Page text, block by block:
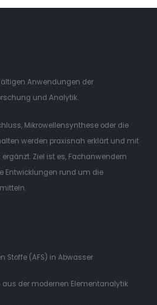
Anwendungen der
und Analytik.
Mikrowellensynthese oder die
werden praxisnah erklärt und mit
Ziel ist es, Fachanwendern
Entwicklungen rund um die
Stoffe (AFS) in Abwasser
aus der modernen Elementanalytik